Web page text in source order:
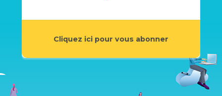
Cliquez ici pour vous abonner